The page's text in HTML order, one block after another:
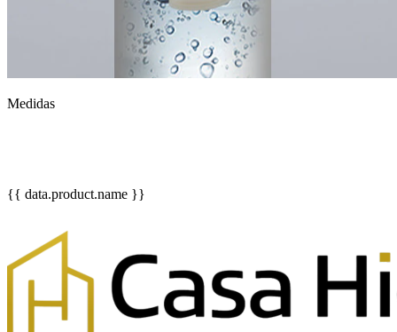
Medidas
{{ data.product.name }}